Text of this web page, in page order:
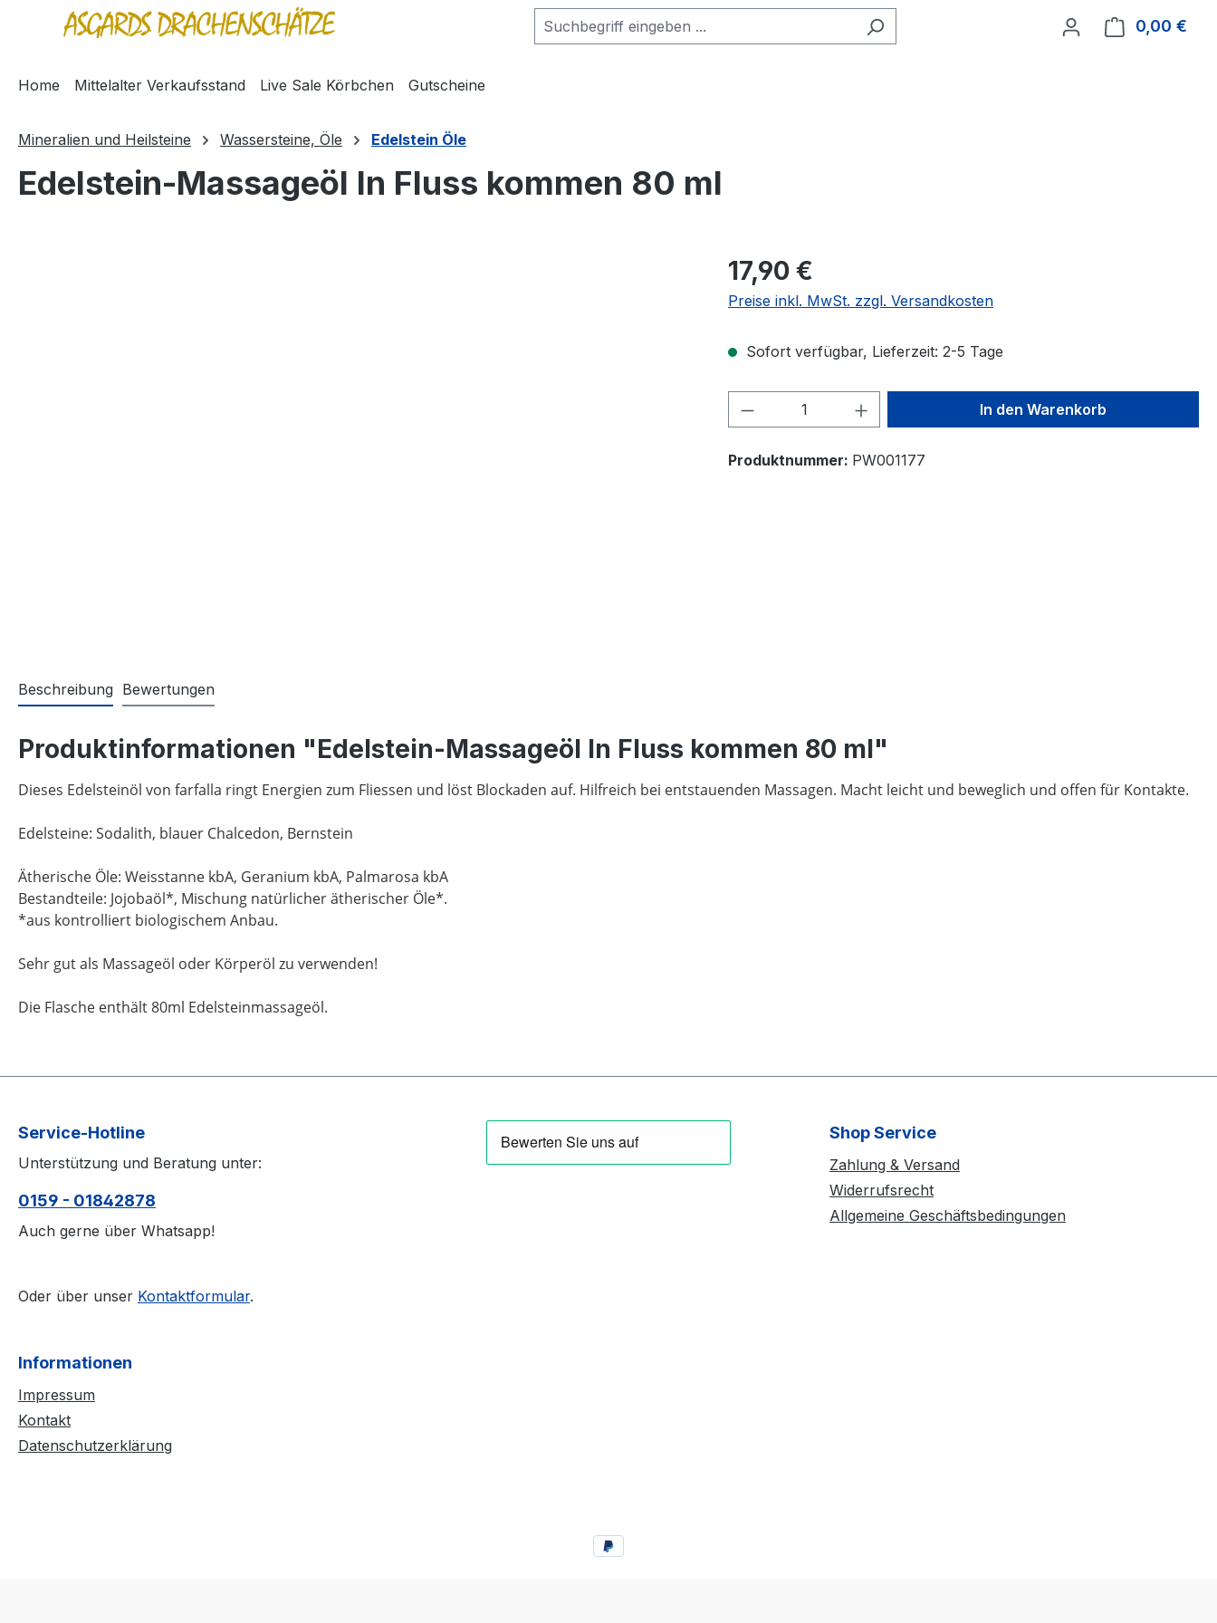
Zur Hauptnavigation springen 0,00 €
Home Mittelalter Verkaufsstand Live Sale Körbchen Gutscheine
Mineralien und Heilsteine Wassersteine, Öle Edelstein Öle
Edelstein-Massageöl In Fluss kommen 80 ml
17,90 €
Preise inkl. MwSt. zzgl. Versandkosten
Sofort verfügbar, Lieferzeit: 2-5 Tage
Produkt Anzahl: Gib den gewünschten Wert
In den Warenkorb
Produktnummer: PW001177
Beschreibung Bewertungen
Produktinformationen "Edelstein-Massageöl In Fluss kommen 80 ml"
Dieses Edelsteinöl von farfalla ringt Energien zum Fliessen und löst Blockaden auf. Hilfreich bei entstauenden Massagen. Macht leicht und beweglich und offen für Kontakte.
Edelsteine: Sodalith, blauer Chalcedon, Bernstein
Ätherische Öle: Weisstanne kbA, Geranium kbA, Palmarosa kbA
Bestandteile: Jojobaöl*, Mischung natürlicher ätherischer Öle*.
*aus kontrolliert biologischem Anbau.
Sehr gut als Massageöl oder Körperöl zu verwenden!
Die Flasche enthält 80ml Edelsteinmassageöl.
Service-Hotline
Unterstützung und Beratung unter:
0159 - 01842878
Auch gerne über Whatsapp!
Oder über unser Kontaktformular.
Shop Service
Zahlung & Versand
Widerrufsrecht
Allgemeine Geschäftsbedingungen
Informationen
Impressum
Kontakt
Datenschutzerklärung